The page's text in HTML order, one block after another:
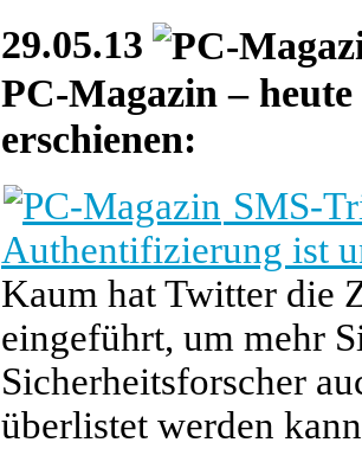
29.05.13
PC-Magazin –
erschienen:
SMS-
Authentifizierung ist
Kaum hat Twitter die
eingeführt, um mehr
Sicherheitsforscher
überlistet werden